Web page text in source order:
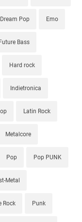
Dream Pop Emo
Bass
Hard rock
Indietronica
Latin Rock
Metalcore
Pop Pop PUNK
Metal
Rock Punk